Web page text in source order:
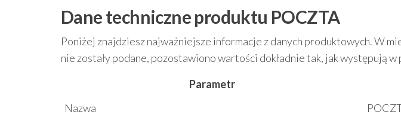
Dane techniczne produktu POCZTA
Poniżej znajdziesz najważniejsze informacje z danych produktowych. W
nie zostały podane, pozostawiono wartości dokładnie tak, jak występują
Parametr
Nazwa